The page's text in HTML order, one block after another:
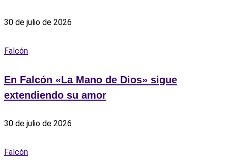
30 de julio de 2026
Falcón
En Falcón «La Mano de Dios» sigue
extendiendo su amor
30 de julio de 2026
Falcón